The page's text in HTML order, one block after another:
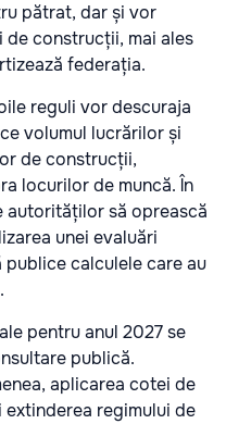
pătrat, dar și vor
construcții, mai ales
federația.
reguli vor descuraja
volumul lucrărilor și
de construcții,
locurilor de muncă. În
autorităților să oprească
unei evaluări
calculele care au
pentru anul 2027 se
publică.
aplicarea cotei de
regimului de